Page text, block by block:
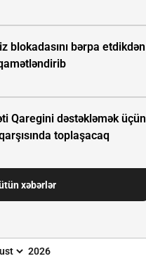
blokadasını bərpa etdikdən
Qaregini dəstəkləmək üçün
toplaşacaq
xəbərlər